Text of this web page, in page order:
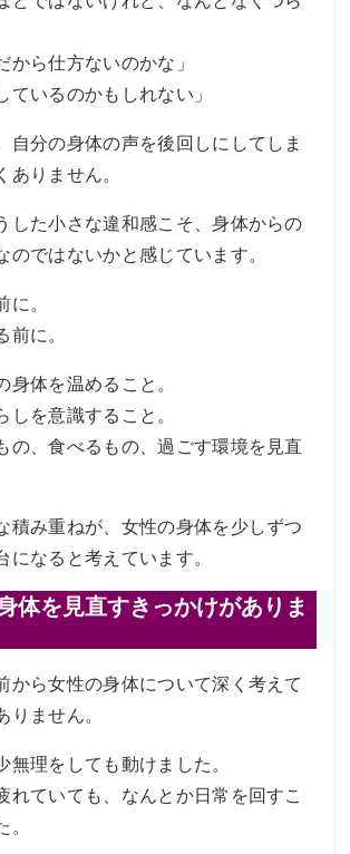
から仕方ないのかな」
ているのかもしれない」
自分の身体の声を後回しにしてしま
りません。
した小さな違和感こそ、身体からの
のではないかと感じています。
。
に。
身体を温めること。
を意識すること。
の、食べるもの、過ごす環境を見直
積み重ねが、女性の身体を少しずつ
なると考えています。
体を見直すきっかけがありま
から女性の身体について深く考えて
ません。
無理をしても動けました。
れていても、なんとか日常を回すこ